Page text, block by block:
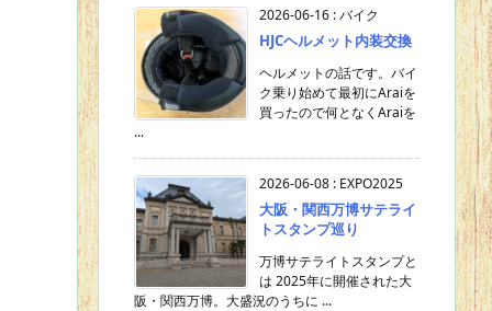
2026-06-16 :バイク
HJCヘルメット内装交換
ヘルメットの話です。バイ
ク乗り始めて最初にAraiを
買ったので何となくAraiを
...
2026-06-08 : EXPO2025
大阪・関西万博サテライ
トスタンプ巡り
万博サテライトスタンプと
は 2025年に開催された大
阪・関西万博。大盛況のうちに ...